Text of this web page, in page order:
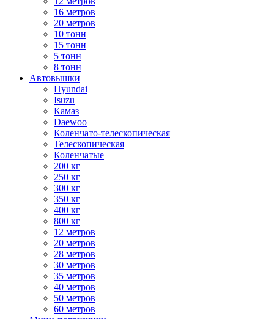
16 метров
20 метров
10 тонн
15 тонн
5 тонн
8 тонн
Автовышки
Hyundai
Isuzu
Камаз
Daewoo
Коленчато-телескопическая
Телескопическая
Коленчатые
200 кг
250 кг
300 кг
350 кг
400 кг
800 кг
12 метров
20 метров
28 метров
30 метров
35 метров
40 метров
50 метров
60 метров